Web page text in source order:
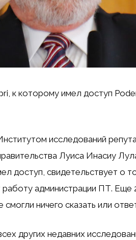
к которому имел доступ
исследований
Луиса Инасиу
доступ, свидетельствует о
администрации ПТ. Еще
ничего сказать или
других недавних